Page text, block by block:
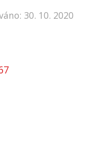
30. 10. 2020